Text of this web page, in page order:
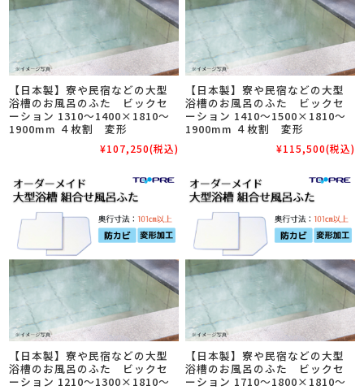
【日本製】寮や民宿などの大型
浴槽のお風呂のふた ビックセ
ーション 1310～1400×1810～
1900mm ４枚割 変形
¥107,250(税込)
【日本製】寮や民宿などの大型
浴槽のお風呂のふた ビックセ
ーション 1410～1500×1810～
1900mm ４枚割 変形
¥115,500(税込)
【日本製】寮や民宿などの大型
浴槽のお風呂のふた ビックセ
ーション 1210～1300×1810～
【日本製】寮や民宿などの大型
浴槽のお風呂のふた ビックセ
ーション 1710～1800×1810～